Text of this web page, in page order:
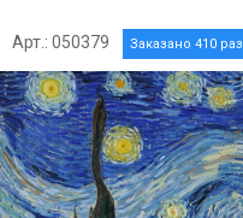
Арт.: 050379 Заказано 410 раз